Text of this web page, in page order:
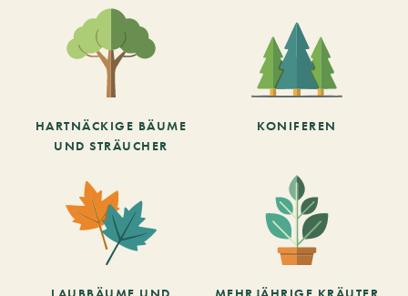
HARTNÄCKIGE BÄUME
UND STRÄUCHER
KONIFEREN